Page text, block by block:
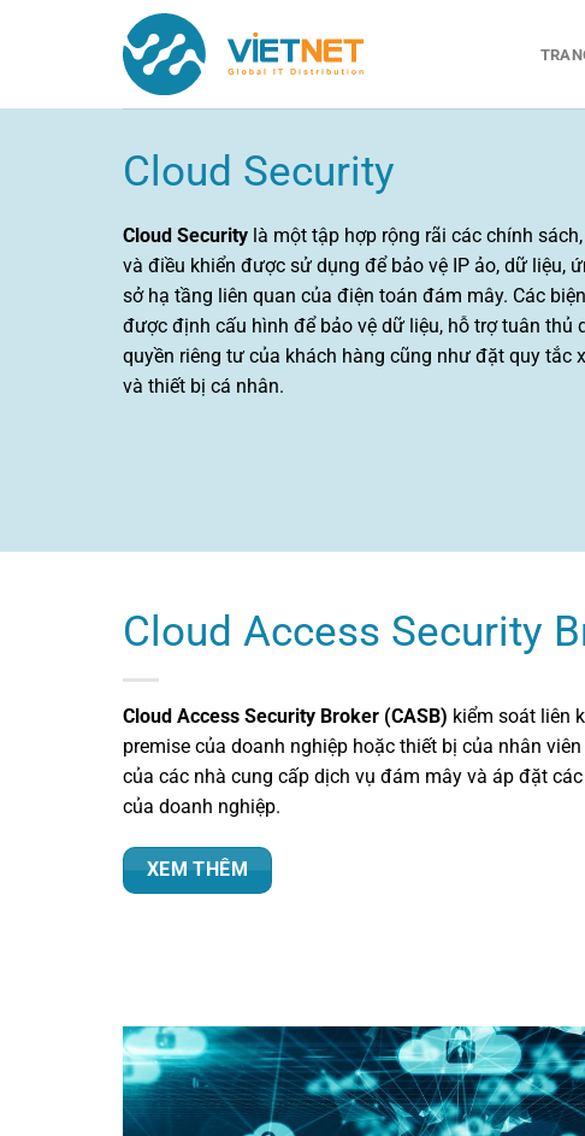
dung
Cloud Security
Cloud Security là một tập hợp rộng rãi các chính
và điều khiển được sử dụng để bảo vệ IP ảo, dữ liệu,
sở hạ tầng liên quan của điện toán đám mây. Các
được định cấu hình để bảo vệ dữ liệu, hỗ trợ tuân thủ
quyền riêng tư của khách hàng cũng như đặt quy tắc
và thiết bị cá nhân.
Cloud Access Security
Cloud Access Security Broker (CASB) kiểm soát liên
premise của doanh nghiệp hoặc thiết bị của nhân
của các nhà cung cấp dịch vụ đám mây và áp đặt
của doanh nghiệp.
XEM THÊM